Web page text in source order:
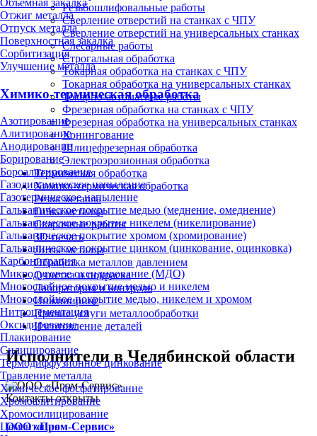
Отжиг металла
Отпуск металла
Поверхностная закалка
Сорбитизация
Улучшение металла
Химико-термическая обработка
Азотирование
Алитирование
Анодирование
Борирование
Бороалитирование
Газодинамическое напыление
Газотермическое напыление
Гальваническое покрытие медью (меднение, омеднение)
Гальваническое покрытие никелем (никелирование)
Гальваническое покрытие хромом (хромирование)
Гальваническое покрытие цинком (цинкование, оцинковка)
Карбонитрация
Микродуговое оксидирование (МДО)
Многослойное покрытие медью и никелем
Многослойное покрытие медью, никелем и хромом
Нитроцементация
Оксидирование
Плакирование
Силицирование
Термодиффузионное цинкование
Травление металла
Химическое фосфатирование
Хромоалитирование
Хромосилицирование
Цементация
Резьбошлифовальные работы
Сверление отверстий на станках с ЧПУ
Сверление отверстий на универсальных станках
Слесарные работы
Строгальная обработка
Токарная обработка на станках с ЧПУ
Токарная обработка на универсальных станках
Токарно-автоматные работы
Фрезерная обработка на станках с ЧПУ
Фрезерная обработка на универсальных станках
Хонингование
Шлицефрезерная обработка
Электроэрозионная обработка
Термическая обработка
Химико-термическая обработка
Резка металла
Гибка металла
Сварочные работы
3D-печать
Литьё металла
Обработка металлов давлением
Очистка и покраска
Лаборатория и контроль
Инжиниринг
Прочие услуги металлообработки
Изготовление деталей
Исполнители в Челябинской области
Контакты открыты
ООО «Пром-Сервис»